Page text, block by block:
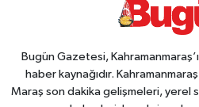
Bugün Gazetesi,
haber kaynağıdır.
Maraş son dakika gelişmeleri, yerel